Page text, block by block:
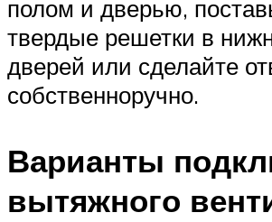
полом и дверью,
твердые решетки в
дверей или сделайте
собственноручно.
Варианты
вытяжного